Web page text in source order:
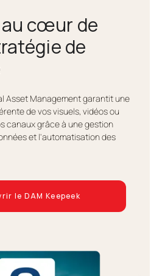
au cœur de
de
Asset Management garantit une
de vos visuels, vidéos ou
canaux grâce à une gestion
et l'automatisation des
le DAM Keepeek